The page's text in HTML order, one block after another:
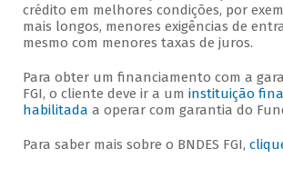
crédito em melhores condições, por
mais longos, menores exigências de
mesmo com menores taxas de juros.
Para obter um financiamento com a
FGI, o cliente deve ir a um instituição
habilitada a operar com garantia do
Para saber mais sobre o BNDES FGI,